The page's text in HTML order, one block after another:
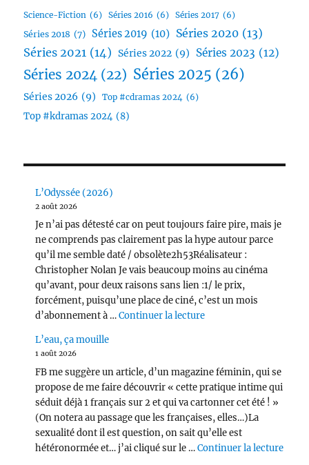
Science-Fiction (6) Séries 2016 (6) Séries 2017 (6)
Séries 2018 (7) Séries 2019 (10) Séries 2020 (13)
Séries 2021 (14) Séries 2022 (9) Séries 2023 (12)
Séries 2024 (22) Séries 2025 (26)
Séries 2026 (9) Top #cdramas 2024 (6)
Top #kdramas 2024 (8)
L’Odyssée (2026)
2 août 2026
Je n’ai pas détesté car on peut toujours faire pire, mais je
ne comprends pas clairement pas la hype autour parce
qu’il me semble daté / obsolète2h53Réalisateur :
Christopher Nolan Je vais beaucoup moins au cinéma
qu’avant, pour deux raisons sans lien :1/ le prix,
forcément, puisqu’une place de ciné, c’est un mois
d’abonnement à …Continuer la lecturede « L’Odyssée (2026)
L’eau, ça mouille
1 août 2026
FB me suggère un article, d’un magazine féminin, qui se
propose de me faire découvrir « cette pratique intime qui
séduit déjà 1 français sur 2 et qui va cartonner cet été ! »
(On notera au passage que les françaises, elles…)La
sexualité dont il est question, on sait qu’elle est
hétéronormée et… j’ai cliqué sur le …Continuer la lecturede «